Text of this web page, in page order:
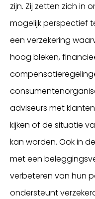
zijn. Zij zetten zich in
mogelijk perspectief
een verzekering
hoog bleken,
adviseurs met
kijken of de situatie
kan worden. Ook in
met een
verbeteren van hun
ondersteunt